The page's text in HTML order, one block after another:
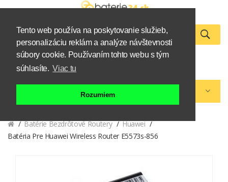
Tento web používa na poskytovanie služieb,
personalizáciu reklám a analýze návštevnosti
súbory cookie. Používaním tohto webu s tým
súhlasíte. Viac tu
Rozumiem
Košík Zákazník
Kategórie eshopu
Batérie Bezdrôtové Routery
Huawei
Batéria Pre Huawei Wireless Router E5573s-856